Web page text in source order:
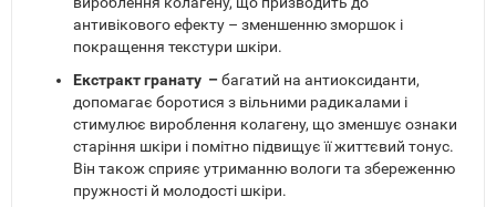
антивікового ефекту – зменшенню зморшок і
покращення текстури шкіри.
Екстракт гранату – багатий на антиоксиданти,
допомагає боротися з вільними радикалами і
стимулює вироблення колагену, що зменшує ознаки
старіння шкіри і помітно підвищує її життєвий тонус.
Він також сприяє утриманню вологи та збереженню
пружності й молодості шкіри.